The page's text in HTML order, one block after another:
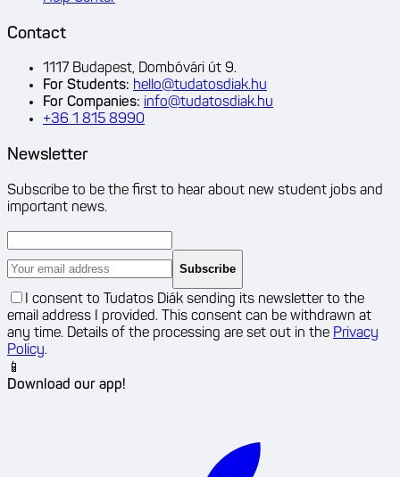
Contact
1117 Budapest, Dombóvári út 9.
For Students: hello@tudatosdiak.hu
For Companies: info@tudatosdiak.hu
+36 1 815 8990
Newsletter
Subscribe to be the first to hear about new student jobs and
important news.
Subscribe
I consent to Tudatos Diák sending its newsletter to the
email address I provided. This consent can be withdrawn at
any time. Details of the processing are set out in the Privacy
Policy.
📱
Download our app!